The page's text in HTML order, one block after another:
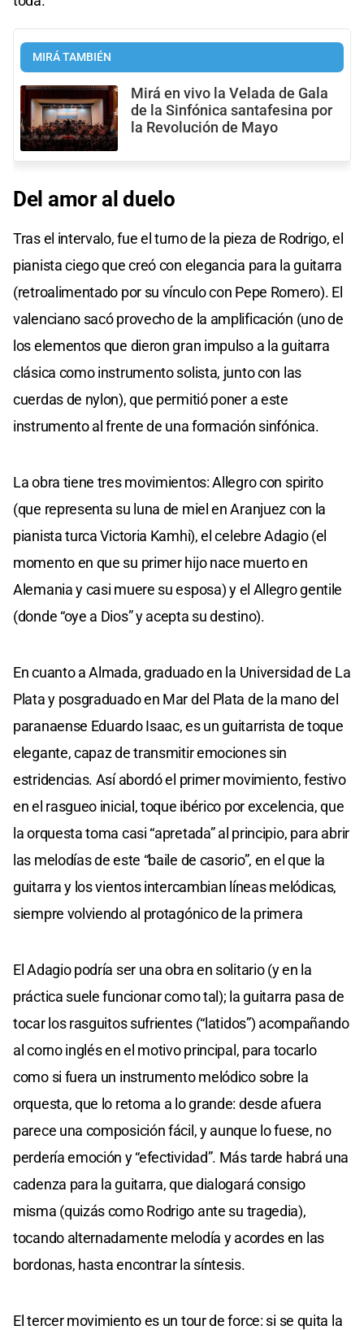
MIRÁ TAMBIÉN
Mirá en vivo la Velada de Gala
de la Sinfónica santafesina por
la Revolución de Mayo
Del amor al duelo
Tras el intervalo, fue el turno de la pieza de Rodrigo, el
pianista ciego que creó con elegancia para la guitarra
(retroalimentado por su vínculo con Pepe Romero). El
valenciano sacó provecho de la amplificación (uno de
los elementos que dieron gran impulso a la guitarra
clásica como instrumento solista, junto con las
cuerdas de nylon), que permitió poner a este
instrumento al frente de una formación sinfónica.
La obra tiene tres movimientos: Allegro con spirito
(que representa su luna de miel en Aranjuez con la
pianista turca Victoria Kamhi), el celebre Adagio (el
momento en que su primer hijo nace muerto en
Alemania y casi muere su esposa) y el Allegro gentile
(donde “oye a Dios” y acepta su destino).
En cuanto a Almada, graduado en la Universidad de La
Plata y posgraduado en Mar del Plata de la mano del
paranaense Eduardo Isaac, es un guitarrista de toque
elegante, capaz de transmitir emociones sin
estridencias. Así abordó el primer movimiento, festivo
en el rasgueo inicial, toque ibérico por excelencia, que
la orquesta toma casi “apretada” al principio, para abrir
las melodías de este “baile de casorio”, en el que la
guitarra y los vientos intercambian líneas melódicas,
siempre volviendo al protagónico de la primera
El Adagio podría ser una obra en solitario (y en la
práctica suele funcionar como tal); la guitarra pasa de
tocar los rasguitos sufrientes (“latidos”) acompañando
al corno inglés en el motivo principal, para tocarlo
como si fuera un instrumento melódico sobre la
orquesta, que lo retoma a lo grande: desde afuera
parece una composición fácil, y aunque lo fuese, no
perdería emoción y “efectividad”. Más tarde habrá una
cadenza para la guitarra, que dialogará consigo
misma (quizás como Rodrigo ante su tragedia),
tocando alternadamente melodía y acordes en las
bordonas, hasta encontrar la síntesis.
El tercer movimiento es un tour de force: si se quita la